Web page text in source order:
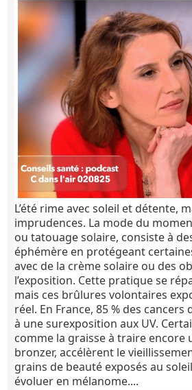
L’été rime avec soleil et détente,
imprudences. La mode du
ou tatouage solaire, consiste à
éphémère en protégeant
avec de la crème solaire ou des
l’exposition. Cette pratique se
mais ces brûlures volontaires
réel. En France, 85 % des cancers
à une surexposition aux UV.
comme la graisse à traire encore
bronzer, accélèrent le
grains de beauté exposés au
évoluer en mélanome....